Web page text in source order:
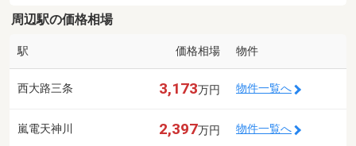
周辺駅の価格相場
駅 価格相場 物件
西大路三条 3,173万円 物件一覧へ
嵐電天神川 2,397万円 物件一覧へ